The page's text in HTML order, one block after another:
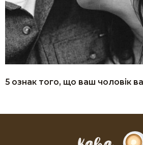
5 ознак того, що ваш чоловік